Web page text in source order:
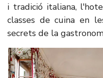
i tradició italiana,
classes de cuina en
secrets de la